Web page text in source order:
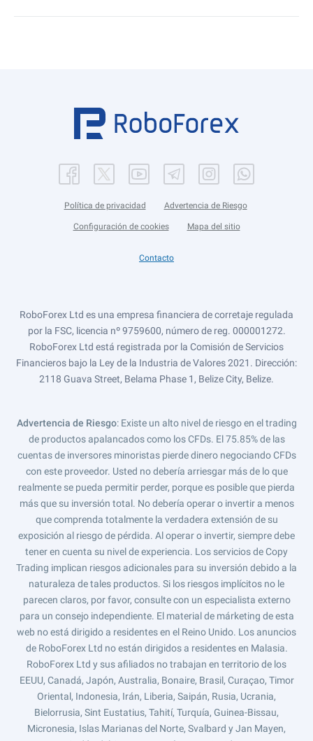
Política de privacidad Advertencia de Riesgo
Configuración de cookies Mapa del sitio
Contacto
RoboForex Ltd es una empresa financiera de corretaje regulada
por la FSC, licencia nº 9759600, número de reg. 000001272.
RoboForex Ltd está registrada por la Comisión de Servicios
Financieros bajo la Ley de la Industria de Valores 2021. Dirección:
2118 Guava Street, Belama Phase 1, Belize City, Belize.
Advertencia de Riesgo: Existe un alto nivel de riesgo en el trading
de productos apalancados como los CFDs. El 75.85% de las
cuentas de inversores minoristas pierde dinero negociando CFDs
con este proveedor. Usted no debería arriesgar más de lo que
realmente se pueda permitir perder, porque es posible que pierda
más que su inversión total. No debería operar o invertir a menos
que comprenda totalmente la verdadera extensión de su
exposición al riesgo de pérdida. Al operar o invertir, siempre debe
tener en cuenta su nivel de experiencia. Los servicios de Copy
Trading implican riesgos adicionales para su inversión debido a la
naturaleza de tales productos. Si los riesgos implícitos no le
parecen claros, por favor, consulte con un especialista externo
para un consejo independiente. El material de márketing de esta
web no está dirigido a residentes en el Reino Unido. Los anuncios
de RoboForex Ltd no están dirigidos a residentes en Malasia.
RoboForex Ltd y sus afiliados no trabajan en territorio de los
EEUU, Canadá, Japón, Australia, Bonaire, Brasil, Curaçao, Timor
Oriental, Indonesia, Irán, Liberia, Saipán, Rusia, Ucrania,
Bielorrusia, Sint Eustatius, Tahití, Turquía, Guinea-Bissau,
Micronesia, Islas Marianas del Norte, Svalbard y Jan Mayen,